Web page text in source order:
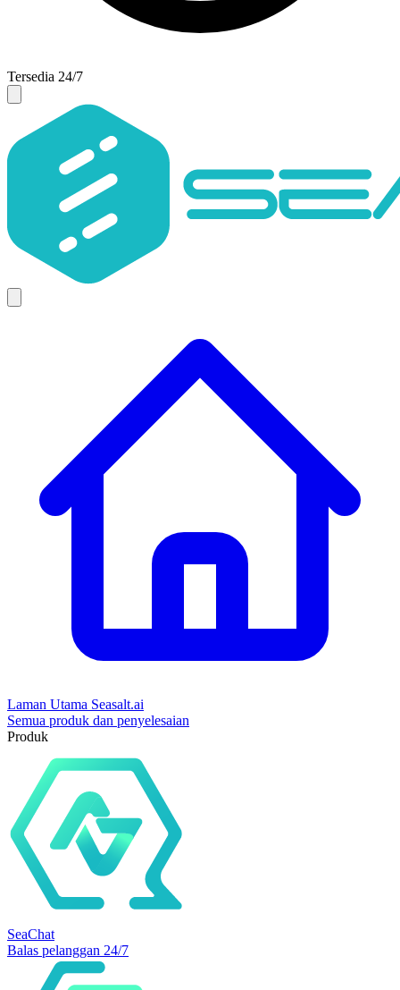
Tersedia 24/7
Laman Utama Seasalt.ai
Semua produk dan penyelesaian
Produk
SeaChat
Balas pelanggan 24/7